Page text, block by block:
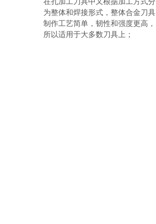
为整体和焊接形式，整体合金刀具
制作工艺简单，韧性和强度更高，
所以适用于大多数刀具上；